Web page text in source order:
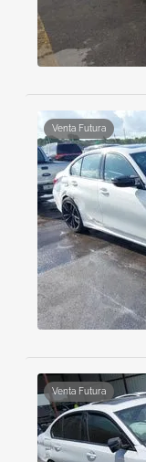
Venta Futura
Venta Futura